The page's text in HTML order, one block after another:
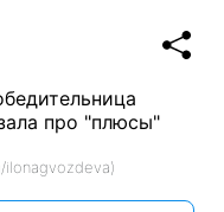
ilonagvozdeva)